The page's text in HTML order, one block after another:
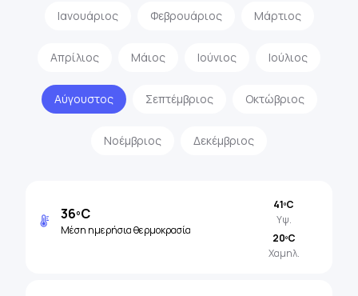
Ιανουάριος Φεβρουάριος Μάρτιος
Απρίλιος Μάιος Ιούνιος Ιούλιος
Αύγουστος Σεπτέμβριος Οκτώβριος
Νοέμβριος Δεκέμβριος
36ºC
Μέση ημερήσια θερμοκρασία
41ºC
Υψ.
20ºC
Χαμηλ.